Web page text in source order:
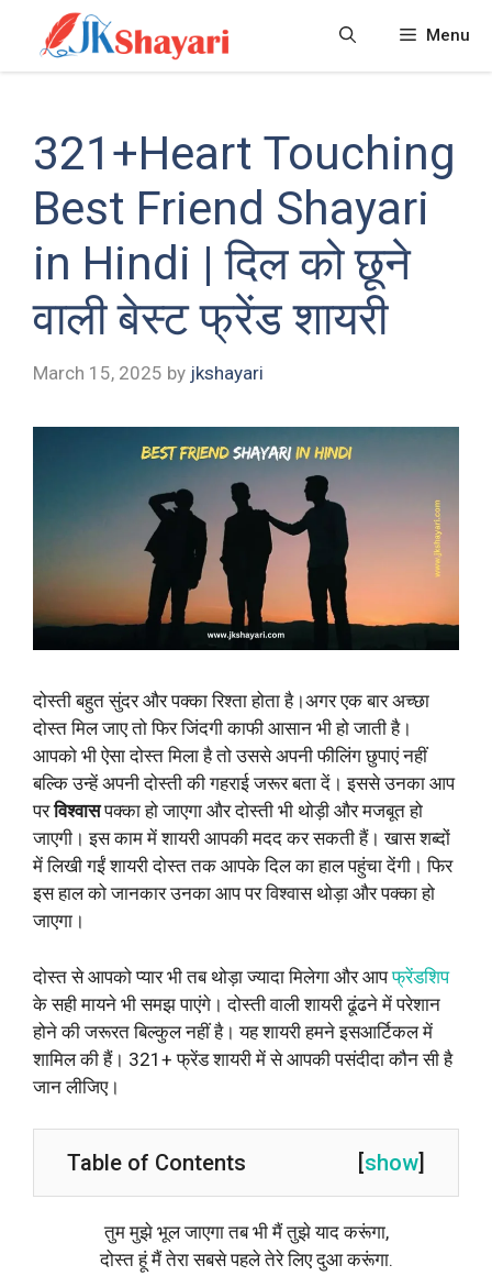
content
Menu
321+Heart Touching
Best Friend Shayari
in Hindi | दिल को छूने
वाली बेस्ट फ्रेंड शायरी
March 15, 2025 by jkshayari
दोस्ती बहुत सुंदर और पक्का रिश्ता होता है।अगर एक बार अच्छा
दोस्त मिल जाए तो फिर जिंदगी काफी आसान भी हो जाती है।
आपको भी ऐसा दोस्त मिला है तो उससे अपनी फीलिंग छुपाएं नहीं
बल्कि उन्हें अपनी दोस्ती की गहराई जरूर बता दें। इससे उनका आप
परविश्वासपक्का हो जाएगा और दोस्ती भी थोड़ी और मजबूत हो
जाएगी। इस काम में शायरी आपकी मदद कर सकती हैं। खास शब्दों
में लिखी गईं शायरी दोस्त तक आपके दिल का हाल पहुंचा देंगी। फिर
इस हाल को जानकार उनका आप पर विश्वास थोड़ा और पक्का हो
जाएगा।
दोस्त से आपको प्यार भी तब थोड़ा ज्यादा मिलेगा और आपफ्रेंडशिप
के सही मायने भी समझ पाएंगे। दोस्ती वाली शायरी ढूंढने में परेशान
होने की जरूरत बिल्कुल नहीं है। यह शायरी हमने इसआर्टिकल में
शामिल की हैं। 321+ फ्रेंड शायरी में से आपकी पसंदीदा कौन सी है
जान लीजिए।
Table of Contents [show]
तुम मुझे भूल जाएगा तब भी मैं तुझे याद करूंगा,
दोस्त हूं मैं तेरा सबसे पहले तेरे लिए दुआ करूंगा.